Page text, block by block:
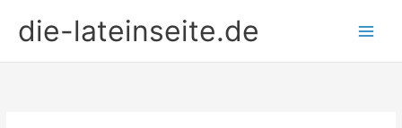
Inhaltdie-lateinseite.de